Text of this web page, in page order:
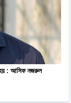
হয় : আসিফ নজরুল